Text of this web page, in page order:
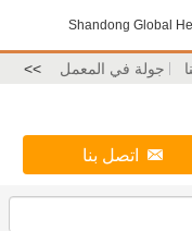
Shandong Global
جولة في المعمل >>
اتصل بنا